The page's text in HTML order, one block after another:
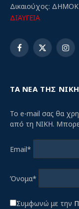
Δικαιούχος:
ΔΙΑΥΓΕΙΑ
Facebook
X
ΤΑ ΝΕΑ ΤΗΣ
Το e-mail σας θα
από τη ΝΙΚΗ.
Email*
Όνομα*
Συμφωνώ με την